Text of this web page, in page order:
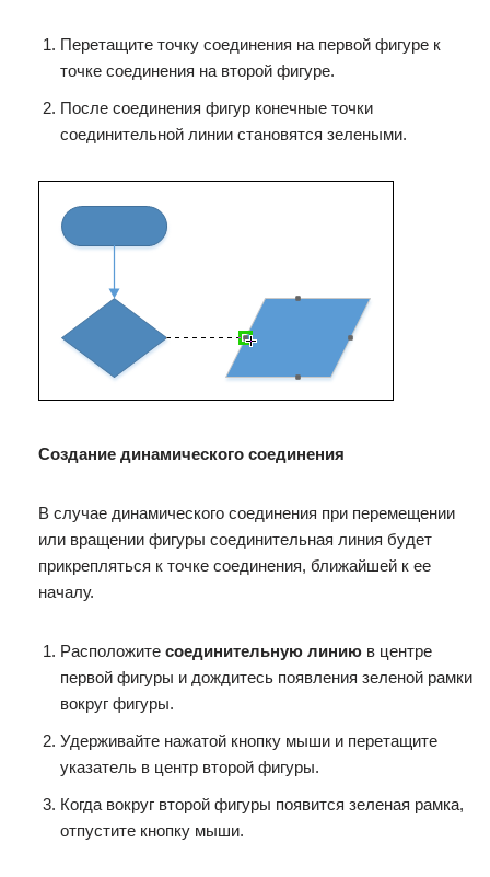
Перетащите точку соединения на первой фигуре к
точке соединения на второй фигуре.
После соединения фигур конечные точки
соединительной линии становятся зелеными.
Создание динамического соединения
В случае динамического соединения при перемещении
или вращении фигуры соединительная линия будет
прикрепляться к точке соединения, ближайшей к ее
началу.
Расположите соединительную линию в центре
первой фигуры и дождитесь появления зеленой рамки
вокруг фигуры.
Удерживайте нажатой кнопку мыши и перетащите
указатель в центр второй фигуры.
Когда вокруг второй фигуры появится зеленая рамка,
отпустите кнопку мыши.